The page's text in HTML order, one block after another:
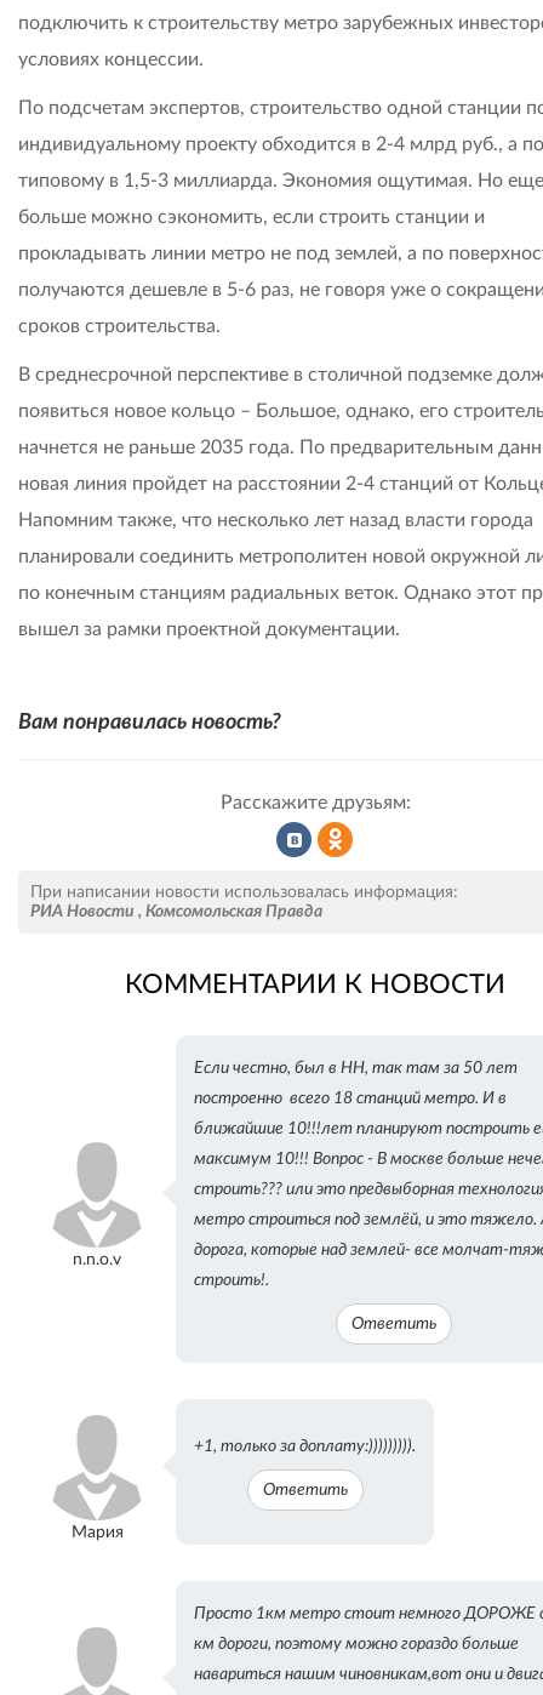
подключить к строительству метро зарубежных
условиях концессии.
По подсчетам экспертов, строительство одной станции
индивидуальному проекту обходится в 2-4 млрд руб., а по
типовому в 1,5-3 миллиарда. Экономия ощутимая. Но еще
больше можно сэкономить, если строить станции и
прокладывать линии метро не под землей, а по
получаются дешевле в 5-6 раз, не говоря уже о
сроков строительства.
В среднесрочной перспективе в столичной подземке
появиться новое кольцо – Большое, однако, его
начнется не раньше 2035 года. По предварительным
новая линия пройдет на расстоянии 2-4 станций от
Напомним также, что несколько лет назад власти города
планировали соединить метрополитен новой окружной
по конечным станциям радиальных веток. Однако этот
вышел за рамки проектной документации.
Вам понравилась новость?
Расскажите друзьям:
во
ВКонтакте
Одноклассниках
При написании новости использовалась информация:
РИА Новости , Комсомольская Правда
КОММЕНТАРИИ К НОВОСТИ
n.n.o.v
Если честно, был в НН, так там за 50 лет
построенно всего 18 станций метро. И в
ближайшие 10!!!лет планируют построить
максимум 10!!! Вопрос - В москве больше
строить??? или это предвыборная
метро строиться под землёй, и это тяжело.
дорога, которые над землей- все молчат-
строить!.
Ответить
Мария
+1, только за доплату:))))))))).
Ответить
Просто 1км метро стоит немного ДОРОЖЕ
км дороги, поэтому можно гораздо больше
навариться нашим чиновникам,вот они и